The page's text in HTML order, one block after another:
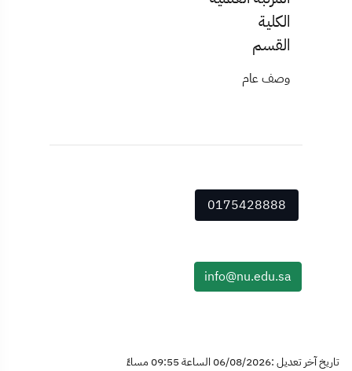
الكلية
القسم
وصف عام
0175428888
info@nu.edu.sa
تاريخ آخر تعديل :06/08/2026 الساعة 09:55 مساءً